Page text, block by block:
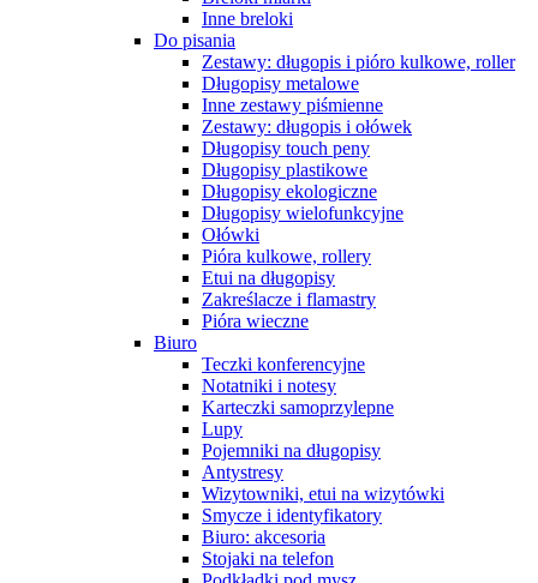
Inne breloki
Do pisania
Zestawy: długopis i pióro kulkowe, roller
Długopisy metalowe
Inne zestawy piśmienne
Zestawy: długopis i ołówek
Długopisy touch peny
Długopisy plastikowe
Długopisy ekologiczne
Długopisy wielofunkcyjne
Ołówki
Pióra kulkowe, rollery
Etui na długopisy
Zakreślacze i flamastry
Pióra wieczne
Biuro
Teczki konferencyjne
Notatniki i notesy
Karteczki samoprzylepne
Lupy
Pojemniki na długopisy
Antystresy
Wizytowniki, etui na wizytówki
Smycze i identyfikatory
Biuro: akcesoria
Stojaki na telefon